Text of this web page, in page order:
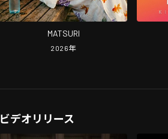
MATSURI
2026年
ビデオリリース